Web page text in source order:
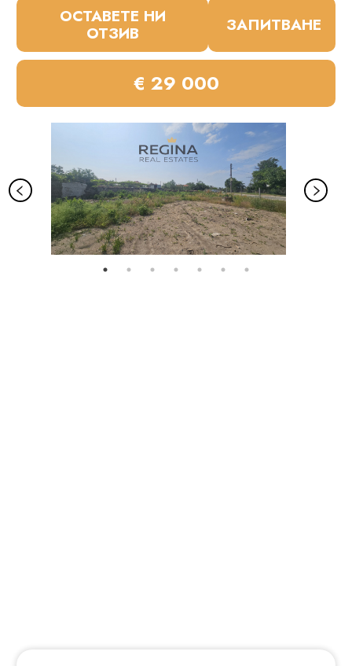
ОСТАВЕТЕ НИ
ОТЗИВ ЗАПИТВАНЕ
€ 29 000